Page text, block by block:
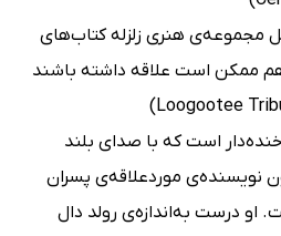
مجموعه‌ی هنری زلزله کتاب‌های
ممکن است علاقه داشته باشند
است که با صدای بلند
نویسنده‌ی موردعلاقه‌ی پسران
درست به‌اندازه‌ی رولد دال